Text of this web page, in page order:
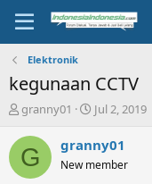
Elektronik
kegunaan CCTV
T
r
e
a
granny01
S
a
t
Jul 2, 2019
G granny01
New member